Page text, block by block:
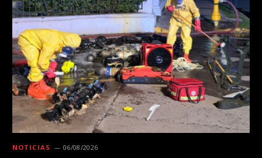
NOTICIAS 06/08/2026